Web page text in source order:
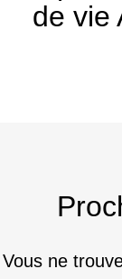
de vie
Vous ne